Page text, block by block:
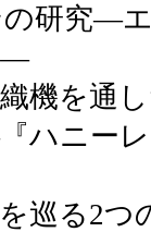
研究―
―
機を通
ハニー
巡る2